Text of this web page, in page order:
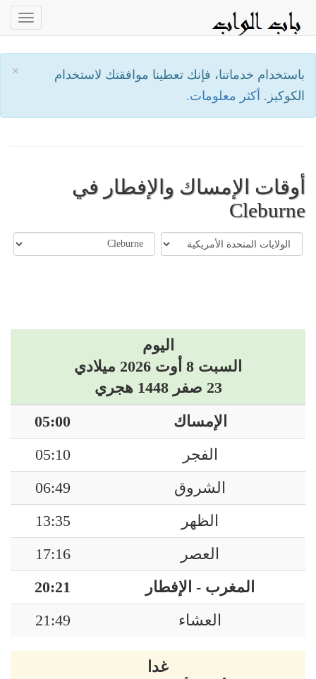
×
باستخدام خدماتنا، فإنك تعطينا موافقتك لاستخدام
الكوكيز. أكثر معلومات.
أوقات الإمساك والإفطار في
Cleburne
اليوم
السبت 8 أوت 2026 ميلادي
23 صفر 1448 هجري
الإمساك
05:00
الفجر
05:10
الشروق
06:49
الظهر
13:35
العصر
17:16
المغرب - الإفطار
20:21
العشاء
21:49
غدا